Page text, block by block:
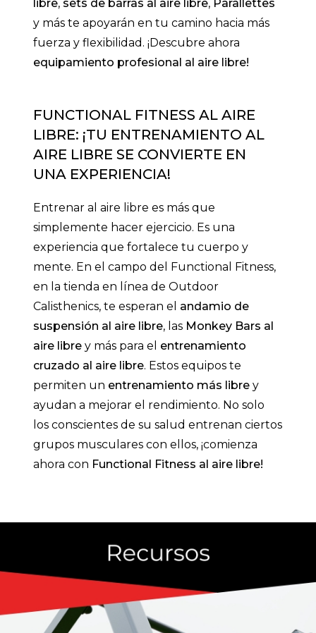
libre, sets de barras al aire libre, Parallettes
y más te apoyarán en tu camino hacia más
fuerza y flexibilidad. ¡Descubre ahora
equipamiento profesional al aire libre!
FUNCTIONAL FITNESS AL AIRE
LIBRE: ¡TU ENTRENAMIENTO AL
AIRE LIBRE SE CONVIERTE EN
UNA EXPERIENCIA!
Entrenar al aire libre es más que
simplemente hacer ejercicio. Es una
experiencia que fortalece tu cuerpo y
mente. En el campo del Functional Fitness,
en la tienda en línea de Outdoor
Calisthenics, te esperan el andamio de
suspensión al aire libre, las Monkey Bars al
aire libre y más para el entrenamiento
cruzado al aire libre. Estos equipos te
permiten un entrenamiento más libre y
ayudan a mejorar el rendimiento. No solo
los conscientes de su salud entrenan ciertos
grupos musculares con ellos, ¡comienza
ahora con Functional Fitness al aire libre!